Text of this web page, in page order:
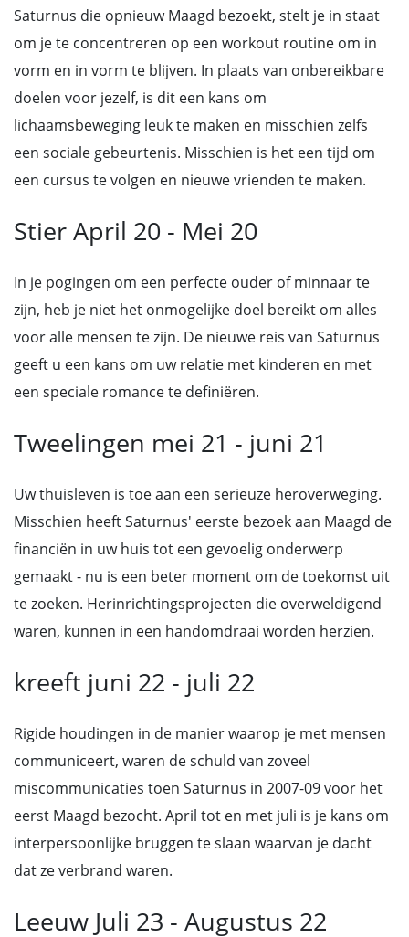
Saturnus die opnieuw Maagd bezoekt, stelt je in staat
om je te concentreren op een workout routine om in
vorm en in vorm te blijven. In plaats van onbereikbare
doelen voor jezelf, is dit een kans om
lichaamsbeweging leuk te maken en misschien zelfs
een sociale gebeurtenis. Misschien is het een tijd om
een cursus te volgen en nieuwe vrienden te maken.
Stier April 20 - Mei 20
In je pogingen om een perfecte ouder of minnaar te
zijn, heb je niet het onmogelijke doel bereikt om alles
voor alle mensen te zijn. De nieuwe reis van Saturnus
geeft u een kans om uw relatie met kinderen en met
een speciale romance te definiëren.
Tweelingen mei 21 - juni 21
Uw thuisleven is toe aan een serieuze heroverweging.
Misschien heeft Saturnus' eerste bezoek aan Maagd de
financiën in uw huis tot een gevoelig onderwerp
gemaakt - nu is een beter moment om de toekomst uit
te zoeken. Herinrichtingsprojecten die overweldigend
waren, kunnen in een handomdraai worden herzien.
kreeft juni 22 - juli 22
Rigide houdingen in de manier waarop je met mensen
communiceert, waren de schuld van zoveel
miscommunicaties toen Saturnus in 2007-09 voor het
eerst Maagd bezocht. April tot en met juli is je kans om
interpersoonlijke bruggen te slaan waarvan je dacht
dat ze verbrand waren.
Leeuw Juli 23 - Augustus 22